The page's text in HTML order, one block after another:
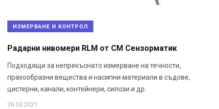
ИЗМЕРВАНЕ И КОНТРОЛ
Радарни нивомери RLM от СМ Сензорматик
Подходящи за непрекъснато измерване на течности,
прахообразни вещества и насипни материали в съдове,
цистерни, канали, контейнери, силози и др.
26.03.2021